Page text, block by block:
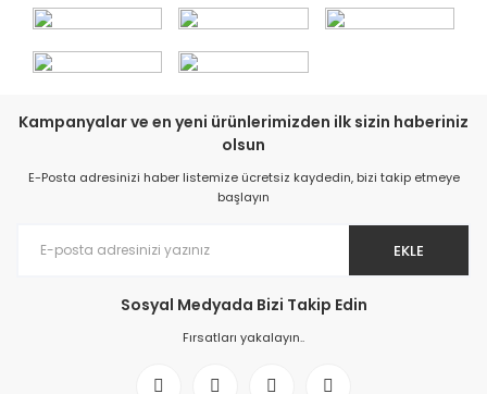
Kampanyalar ve en yeni ürünlerimizden ilk sizin haberiniz
olsun
E-Posta adresinizi haber listemize ücretsiz kaydedin, bizi takip etmeye
başlayın
EKLE
Sosyal Medyada Bizi Takip Edin
Fırsatları yakalayın..